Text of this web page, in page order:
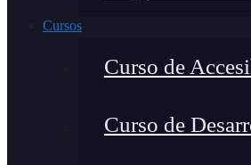
Cursos
Curso de
Curso de